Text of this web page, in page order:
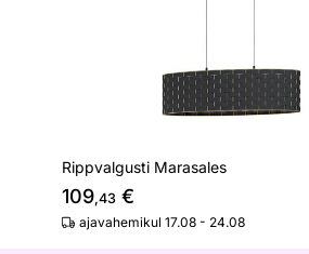
Rippvalgusti Marasales
109,43 €
ajavahemikul 17.08 - 24.08